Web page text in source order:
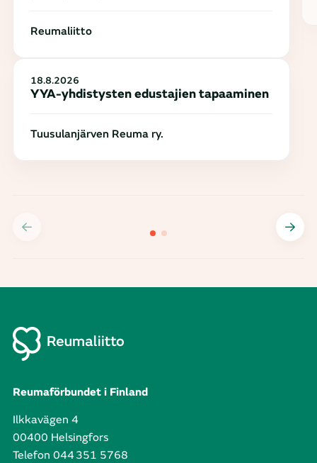
Reumaliitto
18.8.2026
YYA-yhdistysten edustajien tapaaminen
Tuusulanjärven Reuma ry.
Reumaförbundet i Finland
Ilkkavägen 4
00400 Helsingfors
Telefon 044 351 5768